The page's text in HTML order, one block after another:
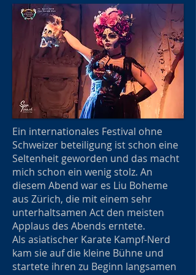
Ein internationales Festival ohne
Schweizer beteiligung ist schon eine
Seltenheit geworden und das macht
mich schon ein wenig stolz. An
diesem Abend war es Liu Boheme
aus Zürich, die mit einem sehr
unterhaltsamen Act den meisten
Applaus des Abends erntete.
Als asiatischer Karate Kampf-Nerd
kam sie auf die kleine Bühne und
startete ihren zu Beginn langsamen